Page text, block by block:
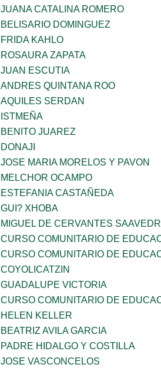
JUANA CATALINA ROMERO
BELISARIO DOMINGUEZ
FRIDA KAHLO
ROSAURA ZAPATA
JUAN ESCUTIA
ANDRES QUINTANA ROO
AQUILES SERDAN
ISTMEÑA
BENITO JUAREZ
DONAJI
JOSE MARIA MORELOS Y PAVON
MELCHOR OCAMPO
ESTEFANIA CASTAÑEDA
GUI? XHOBA
MIGUEL DE CERVANTES
CURSO COMUNITARIO DE
CURSO COMUNITARIO DE
COYOLICATZIN
GUADALUPE VICTORIA
CURSO COMUNITARIO DE
HELEN KELLER
BEATRIZ AVILA GARCIA
PADRE HIDALGO Y COSTILLA
JOSE VASCONCELOS